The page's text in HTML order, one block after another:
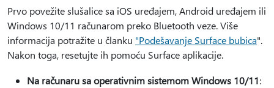
Prvo povežite slušalice sa iOS uređajem, Android uređajem ili
Windows 10/11 računarom preko Bluetooth veze. Više
informacija potražite u članku "Podešavanje Surface bubica".
Nakon toga, resetujte ih pomoću Surface aplikacije.
Na računaru sa operativnim sistemom Windows 10/11: